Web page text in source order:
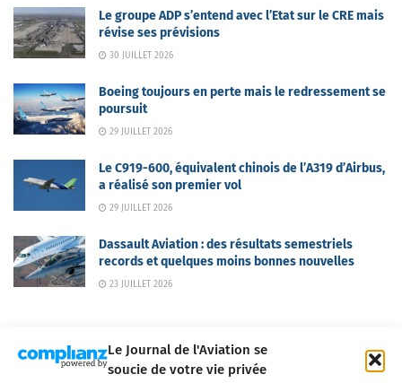
Le Journal de l'Aviation se
soucie de votre vie privée
Le groupe ADP s’entend avec l’Etat sur le CRE mais
révise ses prévisions
30 JUILLET 2026
Boeing toujours en perte mais le redressement se
poursuit
29 JUILLET 2026
Le C919-600, équivalent chinois de l’A319 d’Airbus,
a réalisé son premier vol
29 JUILLET 2026
Dassault Aviation : des résultats semestriels
records et quelques moins bonnes nouvelles
23 JUILLET 2026